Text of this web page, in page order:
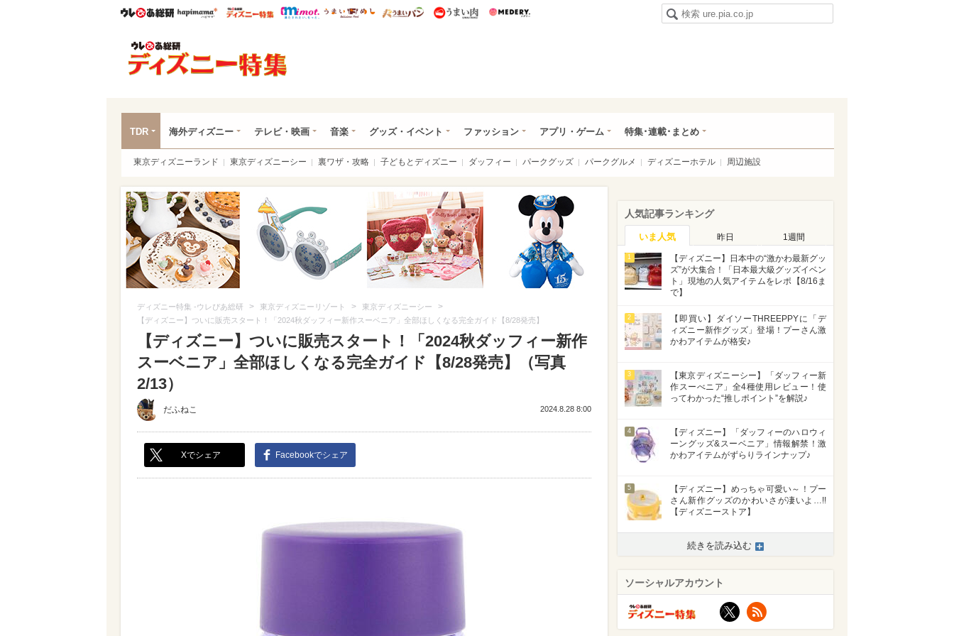
ウレぴあ総研ハピママ* ウレぴあ総研 ディズニー特集
mimot. うまいめし うまいパン うまい肉
TDR 海外ディズニー テレビ・映画 音楽 グッズ・イベント ファッション アプリ・ゲーム 特集･連載･まとめ
東京ディズニーランド 東京ディズニーシー 裏ワザ・攻略 子どもとディズニー ダッフィー パークグッズ パークグルメ ディズニーホテル 周辺施設
ディズニー特集 -ウレぴあ総研 > 東京ディズニーリゾート > 東京ディズニーシー >
【ディズニー】ついに販売スタート！「2024秋ダッフィー新作スーベニア」全部ほしくなる完全ガイド【8/28発売】
【ディズニー】ついに販売スタート！「2024秋ダッフィー新作
スーベニア」全部ほしくなる完全ガイド【8/28発売】（写真
2/13）
だふねこ 2024.8.28 8:00
Xでシェア Facebookでシェア
人気記事ランキング
いま人気 昨日 1週間
1
【ディズニー】日本中の“激かわ最新グッ
ズ”が大集合！「日本最大級グッズイベン
ト」現地の人気アイテムをレポ【8/16ま
で】
2
【即買い】ダイソーTHREEPPYに「デ
ィズニー新作グッズ」登場！プーさん激
かわアイテムが格安♪
3
【東京ディズニーシー】「ダッフィー新
作スーべニア」全4種使用レビュー！使
ってわかった“推しポイント”を解説♪
4
【ディズニー】「ダッフィーのハロウィ
ーングッズ&スーベニア」情報解禁！激
かわアイテムがずらりラインナップ♪
5
【ディズニー】めっちゃ可愛い～！プー
さん新作グッズのかわいさが凄いよ…!!
【ディズニーストア】
続きを読み込む
ソーシャルアカウント
X